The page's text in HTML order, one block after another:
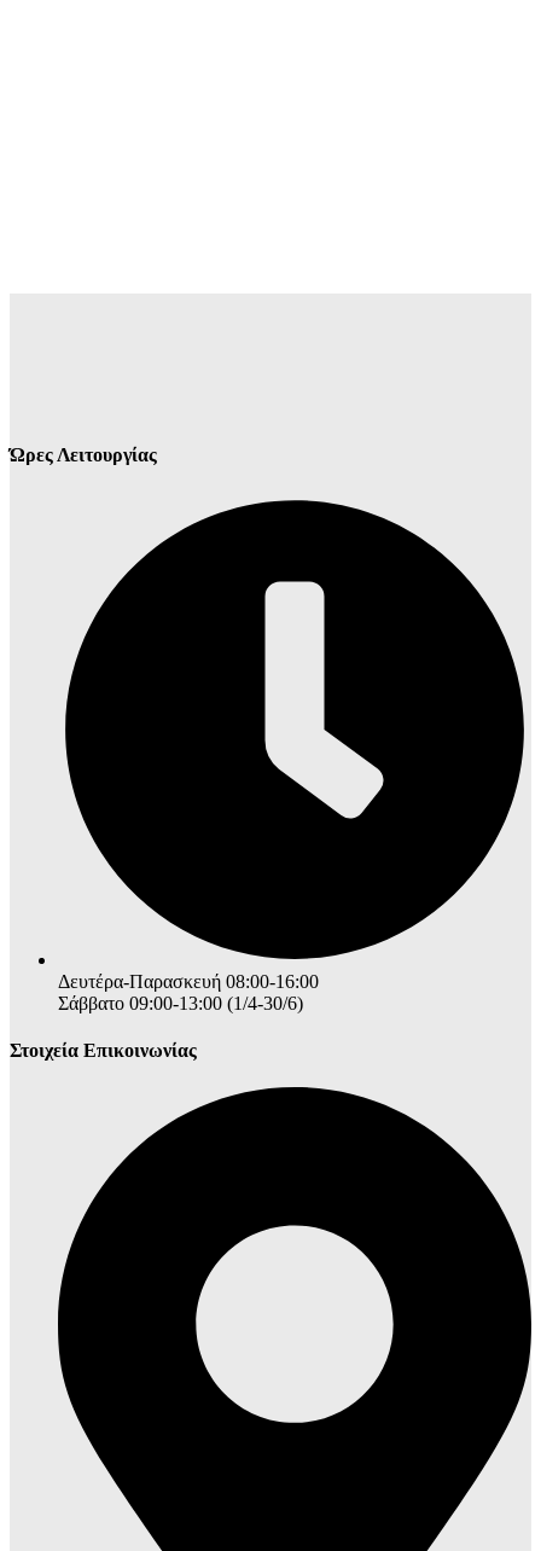
Ώρες Λειτουργίας
Δευτέρα-Παρασκευή 08:00-16:00
Σάββατο 09:00-13:00 (1/4-30/6)
Στοιχεία Επικοινωνίας